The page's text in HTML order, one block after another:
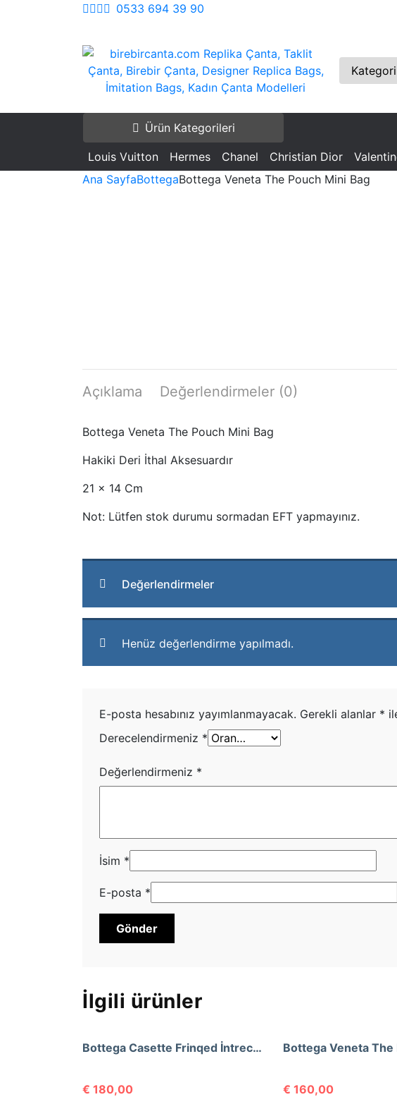
0533 694 39 90
Birebir Çanta, Designer Replica Bags, İmitation
Bags, Kadın Çanta Modelleri
Replica Bags, İmitation Bags
Ürün Kategorileri
Louis Vuitton Hermes Chanel Christian Dior
Ana SayfaBottegaBottega Veneta The Pouch Mini Bag
Açıklama Değerlendirmeler (0)
Bottega Veneta The Pouch Mini Bag
Hakiki Deri İthal Aksesuardır
21 x 14 Cm
Not: Lütfen stok durumu sormadan EFT yapmayınız.
Değerlendirmeler
Henüz değerlendirme yapılmadı.
E-posta hesabınız yayımlanmayacak. Gerekli alanlar *
Derecelendirmeniz *
Değerlendirmeniz *
İsim *
E-posta *
İlgili ürünler
Bottega Casette Frinqed İntrecclo Bag
€ 180,00 € 160,00